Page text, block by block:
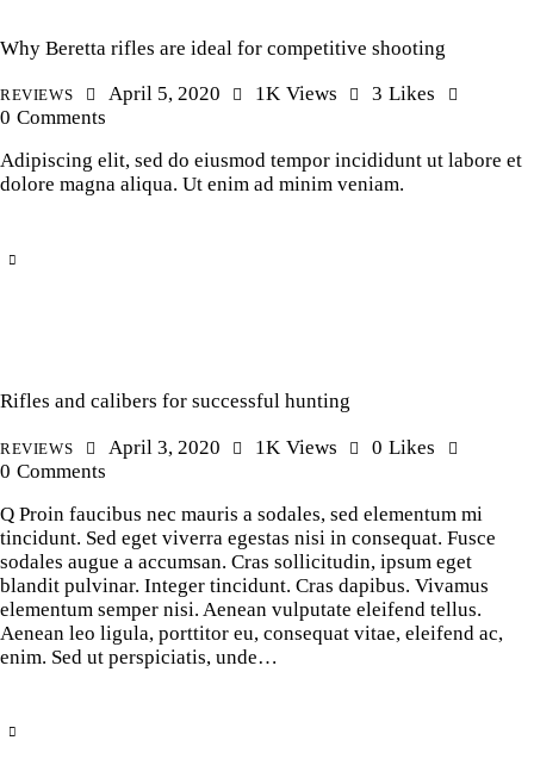
Why Beretta rifles are ideal for competitive shooting
REVIEWS April 5, 2020 1K Views 3 Likes
0 Comments
Adipiscing elit, sed do eiusmod tempor incididunt ut labore et
dolore magna aliqua. Ut enim ad minim veniam.
Rifles and calibers for successful hunting
REVIEWS April 3, 2020 1K Views 0 Likes
0 Comments
Q Proin faucibus nec mauris a sodales, sed elementum mi
tincidunt. Sed eget viverra egestas nisi in consequat. Fusce
sodales augue a accumsan. Cras sollicitudin, ipsum eget
blandit pulvinar. Integer tincidunt. Cras dapibus. Vivamus
elementum semper nisi. Aenean vulputate eleifend tellus.
Aenean leo ligula, porttitor eu, consequat vitae, eleifend ac,
enim. Sed ut perspiciatis, unde…